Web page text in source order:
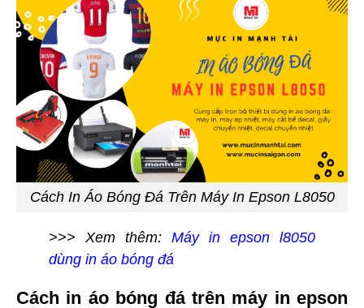
Cách In Áo Bóng Đá Trên Máy In Epson L8050
>>> Xem thêm: Máy in epson l8050
dùng in áo bóng đá
Cách in áo bóng đá trên máy in epson